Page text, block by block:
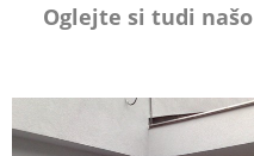
Oglejte si tudi našo